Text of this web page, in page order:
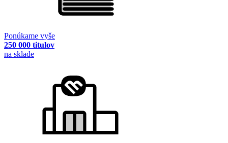
Ponúkame vyše
250 000 titulov
na sklade